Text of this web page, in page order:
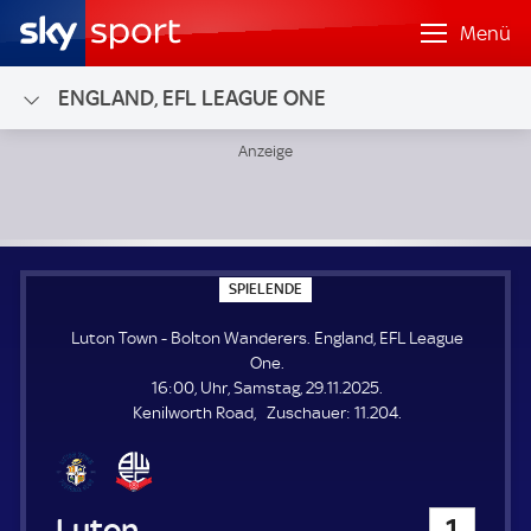
Menü
ENGLAND, EFL LEAGUE ONE
SPIELENDE
P
E
N
D
E
Luton Town - Bolton Wanderers. England, EFL League
One.
16:00, Uhr, Samstag, 29.11.2025.
Kenilworth Road
Zuschauer: Z
11.204.